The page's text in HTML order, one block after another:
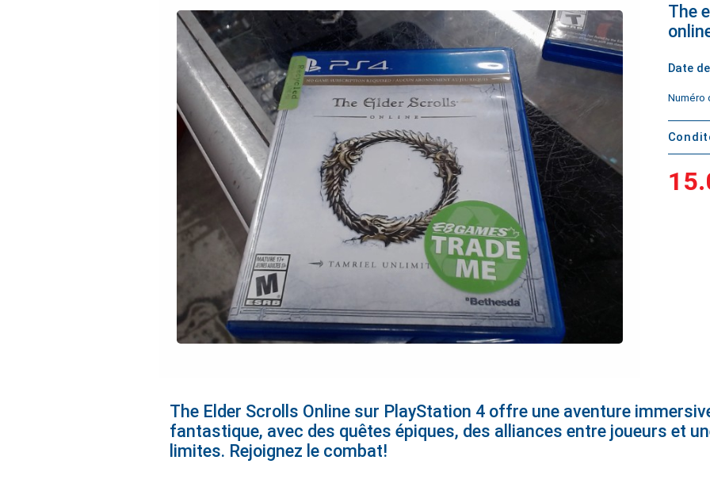
The
Date
Numéro
The Elder Scrolls Online sur PlayStation 4 offre une aventure
fantastique, avec des quêtes épiques, des alliances entre joueurs et
limites. Rejoignez le combat!